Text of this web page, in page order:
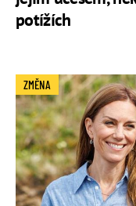
potížích
ZMĚNA